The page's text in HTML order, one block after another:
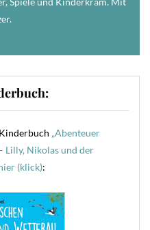
„Abenteuer
Lilly, Nikolas und der
(klick):